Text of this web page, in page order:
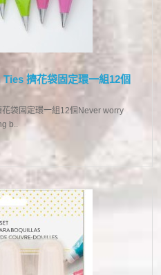
擠花袋固定環一組12個
袋固定環一組12個Never worry
b..